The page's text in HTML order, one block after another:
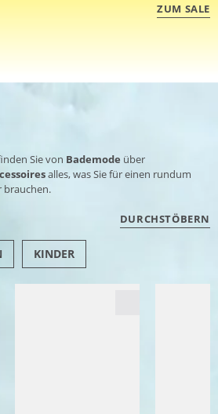
ZUM SALE
Sie von Bademode über
alles, was Sie für einen rundum
brauchen.
DURCHSTÖBERN
KINDER